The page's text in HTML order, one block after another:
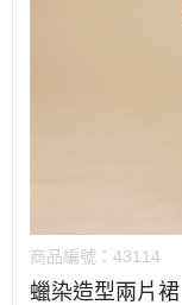
商品編號： 43114
蠟染造型兩片裙